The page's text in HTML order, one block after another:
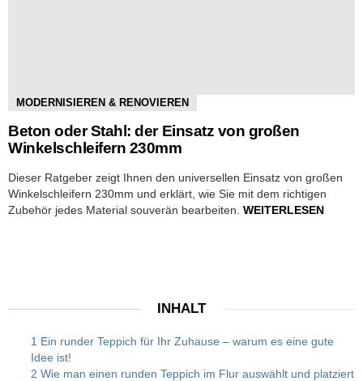
MODERNISIEREN & RENOVIEREN
Beton oder Stahl: der Einsatz von großen
Winkelschleifern 230mm
Dieser Ratgeber zeigt Ihnen den universellen Einsatz von großen
Winkelschleifern 230mm und erklärt, wie Sie mit dem richtigen
Zubehör jedes Material souverän bearbeiten. WEITERLESEN
INHALT
1 Ein runder Teppich für Ihr Zuhause – warum es eine gute
Idee ist!
2 Wie man einen runden Teppich im Flur auswählt und platziert